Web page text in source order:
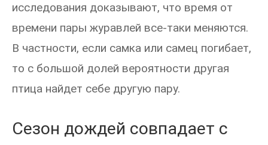
исследования доказывают, что время от
времени пары журавлей все-таки меняются.
В частности, если самка или самец погибает,
то с большой долей вероятности другая
птица найдет себе другую пару.
Сезон дождей совпадает с